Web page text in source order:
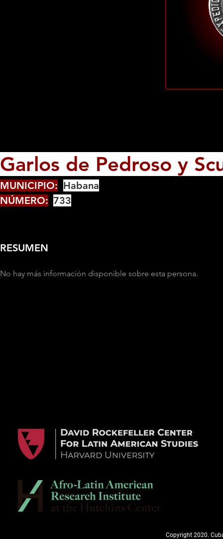
Garlos de Pedroso y
MUNICIPIO: Habana
NÚMERO: 733
RESUMEN
No hay más información disponible sobre esta persona.
Copyright 2020.